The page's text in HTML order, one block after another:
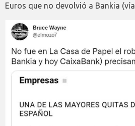
Euros que no devolvió a Bankia (vía